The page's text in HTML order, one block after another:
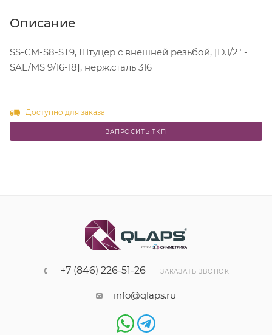
Описание
SS-CM-S8-ST9, Штуцер с внешней резьбой, [D.1/2" -
SAE/MS 9/16-18], нерж.сталь 316
Доступно для заказа
ЗАПРОСИТЬ ТКП
+7 (846) 226-51-26 ЗАКАЗАТЬ ЗВОНОК
info@qlaps.ru